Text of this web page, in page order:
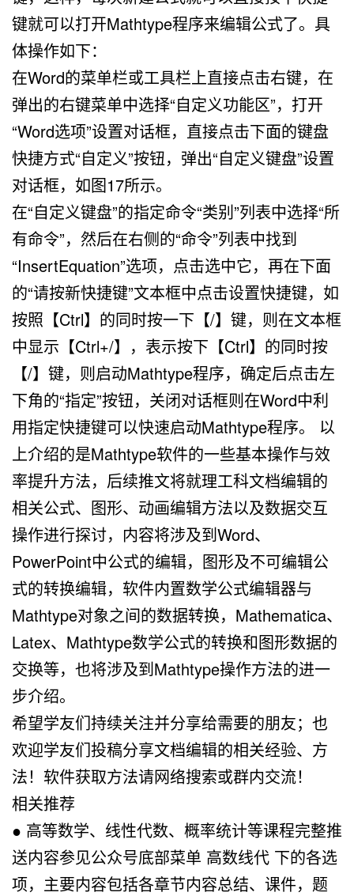
键就可以打开Mathtype程序来编辑公式了。具
体操作如下：
在Word的菜单栏或工具栏上直接点击右键，在
弹出的右键菜单中选择“自定义功能区”，打开
“Word选项”设置对话框，直接点击下面的键盘
快捷方式“自定义”按钮，弹出“自定义键盘”设置
对话框，如图17所示。
在“自定义键盘”的指定命令“类别”列表中选择“所
有命令”，然后在右侧的“命令”列表中找到
“InsertEquation”选项，点击选中它，再在下面
的“请按新快捷键”文本框中点击设置快捷键，如
按照【Ctrl】的同时按一下【/】键，则在文本框
中显示【Ctrl+/】，表示按下【Ctrl】的同时按
【/】键，则启动Mathtype程序，确定后点击左
下角的“指定”按钮，关闭对话框则在Word中利
用指定快捷键可以快速启动Mathtype程序。 以
上介绍的是Mathtype软件的一些基本操作与效
率提升方法，后续推文将就理工科文档编辑的
相关公式、图形、动画编辑方法以及数据交互
操作进行探讨，内容将涉及到Word、
PowerPoint中公式的编辑，图形及不可编辑公
式的转换编辑，软件内置数学公式编辑器与
Mathtype对象之间的数据转换，Mathematica、
Latex、Mathtype数学公式的转换和图形数据的
交换等，也将涉及到Mathtype操作方法的进一
步介绍。
希望学友们持续关注并分享给需要的朋友；也
欢迎学友们投稿分享文档编辑的相关经验、方
法！软件获取方法请网络搜索或群内交流！
相关推荐
● 高等数学、线性代数、概率统计等课程完整推
送内容参见公众号底部菜单 高数线代 下的各选
项，主要内容包括各章节内容总结、课件，题